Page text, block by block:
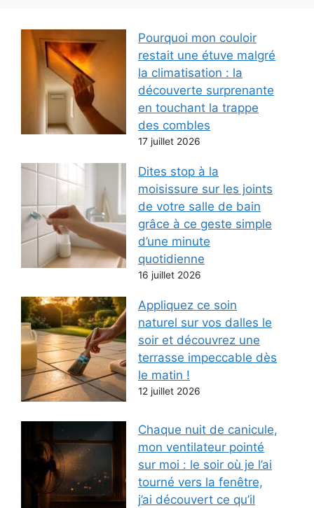
Pourquoi mon couloir
restait une étuve malgré
la climatisation : la
découverte surprenante
en touchant la trappe
des combles
17 juillet 2026
Dites stop à la
moisissure sur les joints
de votre salle de bain
grâce à ce geste simple
d’une minute
quotidienne
16 juillet 2026
Appliquez ce soin
naturel sur vos dalles le
soir et découvrez une
terrasse impeccable dès
le matin !
12 juillet 2026
Chaque nuit de canicule,
mon ventilateur pointé
sur moi : le soir où je l’ai
tourné vers la fenêtre,
j’ai découvert ce qu’il